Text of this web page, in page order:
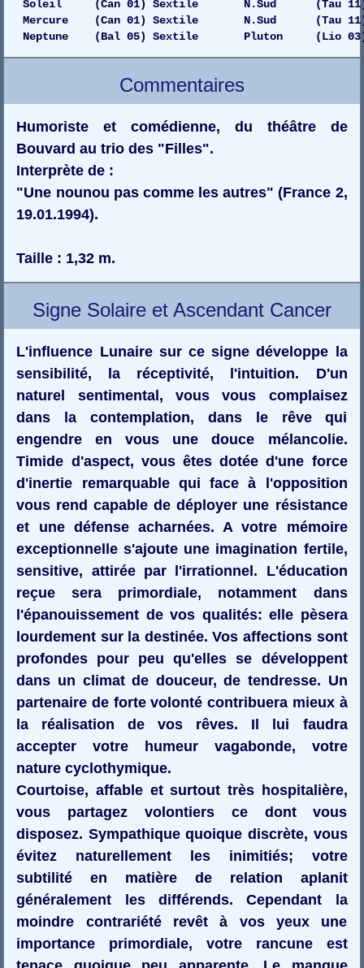
Soleil (Can 01) Sextile N.Sud (Tau 11)
Mercure (Can 01) Sextile N.Sud (Tau
Neptune (Bal 05) Sextile Pluton (Lio 03)
Commentaires
Humoriste et comédienne, du théâtre de
Bouvard au trio des "Filles".
Interprète de :
"Une nounou pas comme les autres" (France 2,
19.01.1994).
Taille : 1,32 m.
Signe Solaire et Ascendant Cancer
L'influence Lunaire sur ce signe développe la
sensibilité, la réceptivité, l'intuition. D'un
naturel sentimental, vous vous complaisez
dans la contemplation, dans le rêve qui
engendre en vous une douce mélancolie.
Timide d'aspect, vous êtes dotée d'une force
d'inertie remarquable qui face à l'opposition
vous rend capable de déployer une résistance
et une défense acharnées. A votre mémoire
exceptionnelle s'ajoute une imagination fertile,
sensitive, attirée par l'irrationnel. L'éducation
reçue sera primordiale, notamment dans
l'épanouissement de vos qualités: elle pèsera
lourdement sur la destinée. Vos affections sont
profondes pour peu qu'elles se développent
dans un climat de douceur, de tendresse. Un
partenaire de forte volonté contribuera mieux à
la réalisation de vos rêves. Il lui faudra
accepter votre humeur vagabonde, votre
nature cyclothymique.
Courtoise, affable et surtout très hospitalière,
vous partagez volontiers ce dont vous
disposez. Sympathique quoique discrète, vous
évitez naturellement les inimitiés; votre
subtilité en matière de relation aplanit
généralement les différends. Cependant la
moindre contrariété revêt à vos yeux une
importance primordiale, votre rancune est